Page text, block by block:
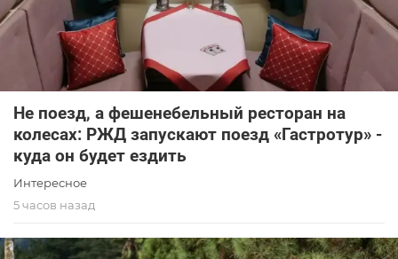
Не поезд, а фешенебельный ресторан на
колесах: РЖД запускают поезд «Гастротур» -
куда он будет ездить
Интересное
5 часов назад